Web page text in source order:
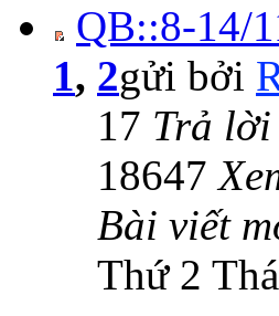
QB::8-14/
1, 2gửi bởi
17 Trả lời
18647
Bài viết
Thứ 2